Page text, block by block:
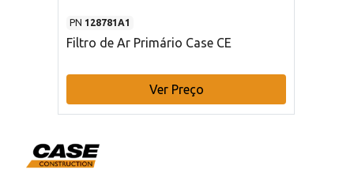
PN 128781A1
Filtro de Ar Primário Case CE
Ver Preço